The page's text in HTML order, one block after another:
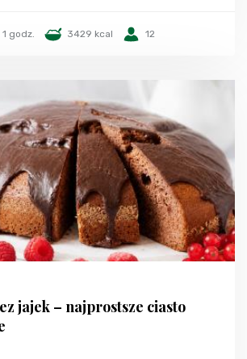
1 godz. 3429 kcal 12
jajek – najprostsze ciasto